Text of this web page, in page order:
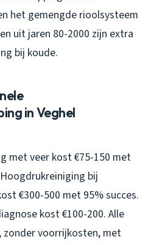
het gemengde rioolsysteem
uit jaren 80-2000 zijn extra
bij koude.
in Veghel
met veer kost €75-150 met
bij
€300-500 met 95% succes.
kost €100-200. Alle
voorrijkosten, met